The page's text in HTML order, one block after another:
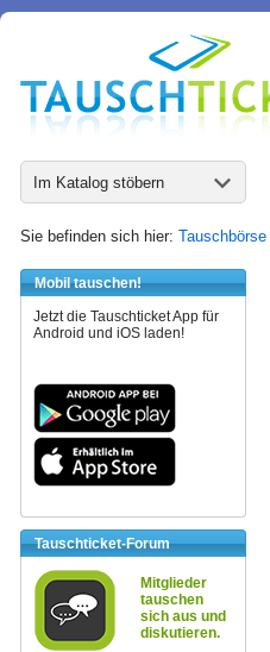
Im Katalog stöbern
Sie befinden sich hier: Tauschbörse
Mobil tauschen!
Jetzt die Tauschticket App für
Android und iOS laden!
Tauschticket-Forum
Mitglieder
tauschen
sich aus und
diskutieren.